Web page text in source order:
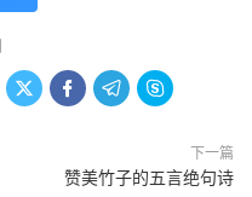
   
下一篇
赞美竹子的五言绝句诗